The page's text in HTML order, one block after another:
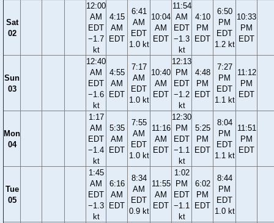
Sat
02
12:00
AM
EDT
−1.7
kt
4:15
AM
EDT
6:41
AM
EDT
1.0 kt
10:04
AM
EDT
11:54
AM
EDT
−1.3
kt
4:10
PM
EDT
6:50
PM
EDT
1.2 kt
10:33
PM
EDT
Sun
03
12:40
AM
EDT
−1.6
kt
4:55
AM
EDT
7:17
AM
EDT
1.0 kt
10:40
AM
EDT
12:13
PM
EDT
−1.2
kt
4:48
PM
EDT
7:27
PM
EDT
1.1 kt
11:12
PM
EDT
Mon
04
1:17
AM
EDT
−1.4
kt
5:35
AM
EDT
7:55
AM
EDT
1.0 kt
11:16
AM
EDT
12:30
PM
EDT
−1.1
kt
5:25
PM
EDT
8:04
PM
EDT
1.1 kt
11:51
PM
EDT
Tue
05
1:45
AM
EDT
−1.3
kt
6:16
AM
EDT
8:34
AM
EDT
0.9 kt
11:55
AM
EDT
1:02
PM
EDT
−1.1
kt
6:02
PM
EDT
8:44
PM
EDT
1.0 kt